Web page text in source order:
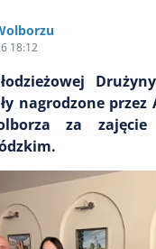
18:12
nagrodzone przez
za